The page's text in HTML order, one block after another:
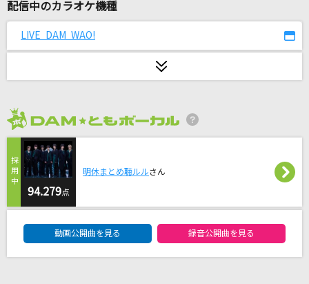
breakfast
Mrs. GREEN APPLE
島谷ひとみ
お子さまプレート
SHAKIN' LOVE '97～LIVE REVOLUTION～
T.M.Revolution
パプリカ
米津玄師
配信中のカラオケ機種
LIVE DAM WAO!
94.279点
明休まとめ聴ルルさん
動画公開曲を見る 録音公開曲を見る